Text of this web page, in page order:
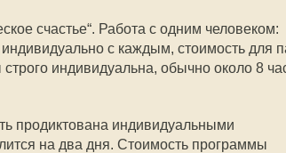
счастье“. Работа с одним человеком:
с каждым, стоимость для
индивидуальна, обычно около 8
продиктована индивидуальными
на два дня. Стоимость программы